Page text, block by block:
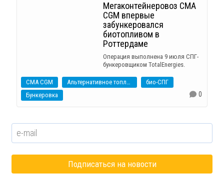
Мегаконтейнеровоз CMA
CGM впервые
забункеровался
биотопливом в
Роттердаме
Операция выполнена 9 июля СПГ-
бункеровщиком TotalEnergies.
CMA CGM Альтернативное топливо
био-СПГ
Бункеровка
0